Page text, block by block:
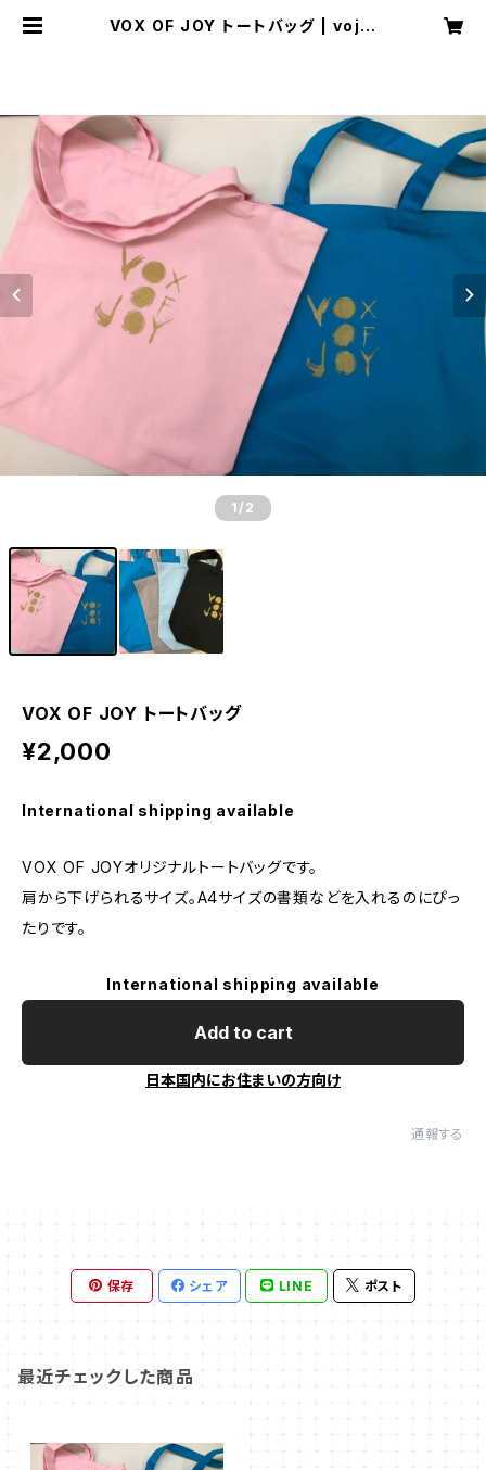
VOX OF JOY トートバッグ | vojm
1 /2
VOX OF JOY トートバッグ
¥2,000
International shipping available
VOX OF JOYオリジナルトートバッグです。
肩から下げられるサイズ。A4サイズの書類などを入れるのにぴっ
たりです。
International shipping available
Add to cart
日本国内にお住まいの方向け
通報する
保存 シェア LINE ポスト
最近チェックした商品